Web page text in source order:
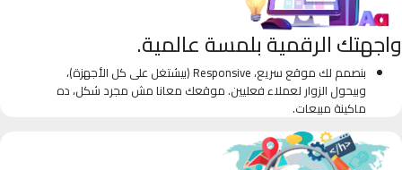
واجهتك الرقمية بلمسة عالمية.
بنصمم لك موقع سريع، Responsive (بيشتغل على كل الأجهزة)،
وبيحول الزوار لعملاء فعليين. موقعك معانا مش مجرد شكل، ده
ماكينة مبيعات.